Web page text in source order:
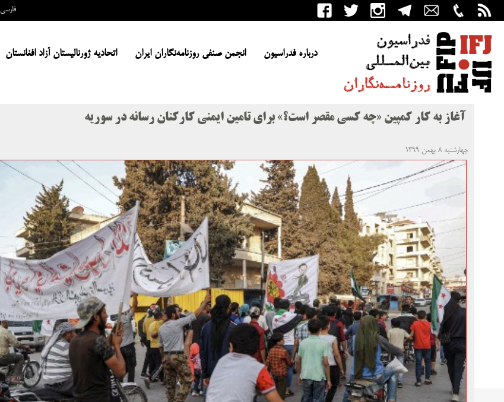
فارسی
درباره فدراسیون انجمن صنفی روزنامه‌نگاران ایران اتحادیه ژورنالیستان آزاد افغانستان
آغاز به کار کمپین «چه کسی مقصر است؟» برای تامین ایمنی کارکنان رسانه در سوریه
چهارشنبه ۸ بهمن ۱۳۹۹